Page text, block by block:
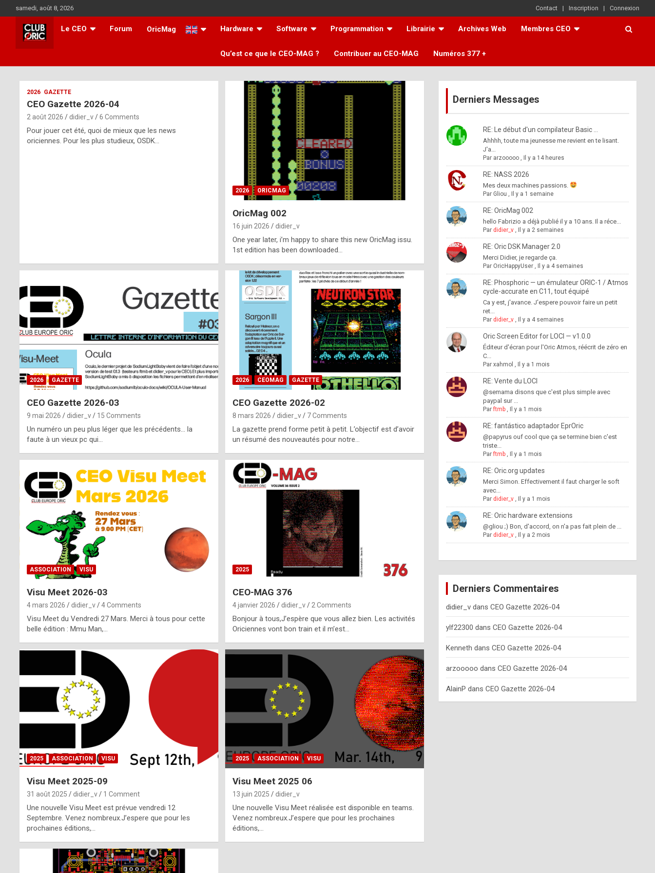
to
content
samedi, août 8, 2026 Contact Inscription Connexion
Le CEO Forum OricMag Hardware Software Programmation Librairie Archives Web Membres CEO
Qu’est ce que le CEO-MAG ? Contribuer au CEO-MAG Numéros 377 +
ff
m
2026 GAZETTE
CEO Gazette 2026-04
2 août 2026 didier_v 6 Comments
Pour jouer cet été, quoi de mieux que les news
oriciennes. Pour les plus studieux, OSDK…
2026 ORICMAG
OricMag 002
16 juin 2026 didier_v
One year later, i’m happy to share this new OricMag issu.
1st edition has been downloaded…
2026 GAZETTE
CEO Gazette 2026-03
9 mai 2026 didier_v 15 Comments
Un numéro un peu plus léger que les précédents… la
faute à un vieux pc qui…
2026 CEOMAG GAZETTE
CEO Gazette 2026-02
8 mars 2026 didier_v 7 Comments
La gazette prend forme petit à petit. L’objectif est d’avoir
un résumé des nouveautés pour notre…
ASSOCIATION VISU
Visu Meet 2026-03
4 mars 2026 didier_v 4 Comments
Visu Meet du Vendredi 27 Mars. Merci à tous pour cette
belle édition : Mmu Man,…
2025
CEO-MAG 376
4 janvier 2026 didier_v 2 Comments
Bonjour à tous,J’espère que vous allez bien. Les activités
Oriciennes vont bon train et il m’est…
2025 ASSOCIATION VISU
Visu Meet 2025-09
31 août 2025 didier_v 1 Comment
Une nouvelle Visu Meet est prévue vendredi 12
Septembre. Venez nombreux.J’espere que pour les
prochaines éditions,…
2025 ASSOCIATION VISU
Visu Meet 2025 06
13 juin 2025 didier_v
Une nouvelle Visu Meet réalisée est disponible en teams.
Venez nombreux.J’espere que pour les prochaines
éditions,…
Derniers Messages
RE: Le début d'un compilateur Basic ...
Ahhhh, toute ma jeunesse me revient en te lisant.
J'a...
Par arzooooo, Il y a 14 heures
RE: NASS 2026
Mes deux machines passions.
Par Gliou , Il y a 1 semaine
RE: OricMag 002
hello Fabrizio a déjà publié il y a 10 ans. Il a réce...
Par didier_v, Il y a 2 semaines
RE: Oric DSK Manager 2.0
Merci Didier, je regarde ça.
Par OricHappyUser, Il y a 4 semaines
RE: Phosphoric — un émulateur ORIC-1 / Atmos
cycle-accurate en C11, tout équipé
Ca y est, j'avance. J'espere pouvoir faire un petit
ret...
Par didier_v, Il y a 4 semaines
Oric Screen Editor for LOCI — v1.0.0
Éditeur d'écran pour l'Oric Atmos, réécrit de zéro en
C...
Par xahmol , Il y a 1 mois
RE: Vente du LOCI
@semama disons que c'est plus simple avec
paypal sur ...
Parftmb, Il y a 1 mois
RE: fantástico adaptador EprOric
@papyrus ouf cool que ça se termine bien c'est
triste...
Parftmb, Il y a 1 mois
RE: Oric.org updates
Merci Simon. Effectivement il faut charger le soft
avec...
Par didier_v, Il y a 1 mois
RE: Oric hardware extensions
@gliou ;) Bon, d'accord, on n'a pas fait plein de ...
Par didier_v, Il y a 2 mois
Derniers Commentaires
didier_vdans CEO Gazette 2026-04
ylf22300 dans CEO Gazette 2026-04
Kenneth dans CEO Gazette 2026-04
arzooooo dans CEO Gazette 2026-04
AlainP dans CEO Gazette 2026-04